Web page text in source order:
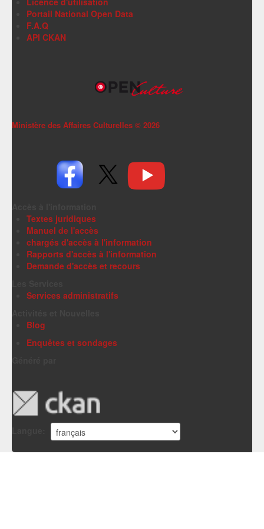
Portail National Open Data
F.A.Q
API CKAN
Ministère des Affaires Culturelles © 2026
Textes juridiques
Manuel de l'accès
chargés d'accès à l'information
Rapports d'accès à l'information
Demande d'accès et recours
Services administratifs
Blog
Enquêtes et sondages